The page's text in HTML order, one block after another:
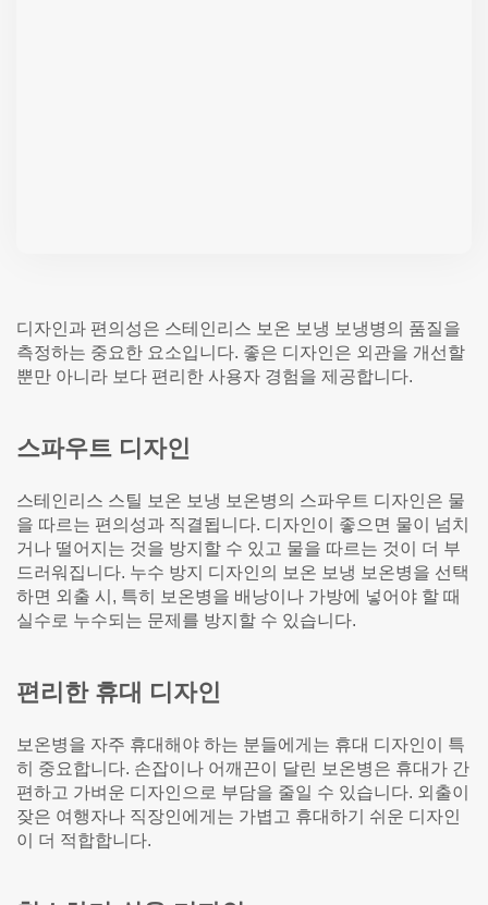
디자인과 편의성은 스테인리스 보온 보냉 보냉병의 품질을
측정하는 중요한 요소입니다. 좋은 디자인은 외관을 개선할
뿐만 아니라 보다 편리한 사용자 경험을 제공합니다.
스파우트 디자인
스테인리스 스틸 보온 보냉 보온병의 스파우트 디자인은 물
을 따르는 편의성과 직결됩니다. 디자인이 좋으면 물이 넘치
거나 떨어지는 것을 방지할 수 있고 물을 따르는 것이 더 부
드러워집니다. 누수 방지 디자인의 보온 보냉 보온병을 선택
하면 외출 시, 특히 보온병을 배낭이나 가방에 넣어야 할 때
실수로 누수되는 문제를 방지할 수 있습니다.
편리한 휴대 디자인
보온병을 자주 휴대해야 하는 분들에게는 휴대 디자인이 특
히 중요합니다. 손잡이나 어깨끈이 달린 보온병은 휴대가 간
편하고 가벼운 디자인으로 부담을 줄일 수 있습니다. 외출이
잦은 여행자나 직장인에게는 가볍고 휴대하기 쉬운 디자인
이 더 적합합니다.